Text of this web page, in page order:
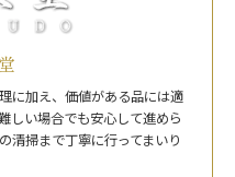
に加え、価値がある品には適
しい場合でも安心して進めら
清掃まで丁寧に行ってまいり